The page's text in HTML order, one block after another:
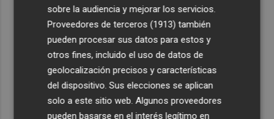
Suscríbete
sobre la audiencia y mejorar los servicios.
Proveedores de terceros (1913) también
pueden procesar sus datos para estos y
otros fines, incluido el uso de datos de
geolocalización precisos y características
del dispositivo. Sus elecciones se aplican
solo a este sitio web. Algunos proveedores
pueden basarse en el interés legítimo en